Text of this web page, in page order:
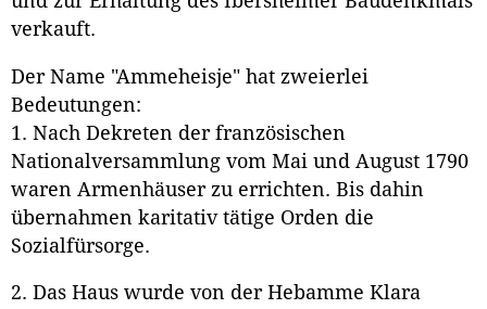
verkauft.
Der Name "Ammeheisje" hat zweierlei
Bedeutungen:
1. Nach Dekreten der französischen
Nationalversammlung vom Mai und August 1790
waren Armenhäuser zu errichten. Bis dahin
übernahmen karitativ tätige Orden die
Sozialfürsorge.
2. Das Haus wurde von der Hebamme Klara